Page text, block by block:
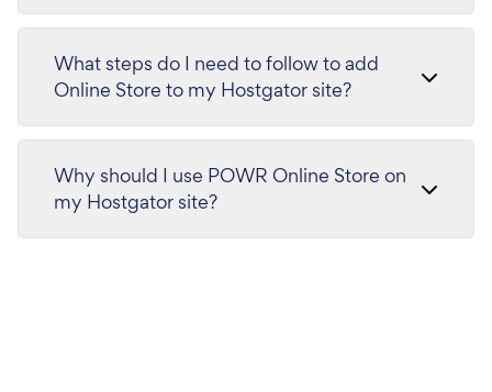
What steps do I need to follow to add
Online Store to my Hostgator site?
Why should I use POWR Online Store on
my Hostgator site?